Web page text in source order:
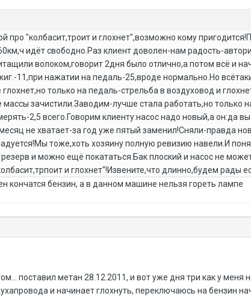
про "колбасит,троит и глохнет",возможно кому
идёт свободно.Раз клиент доволен-нам радость-
волоком,говорит 2дня было отлично,а потом всё и
11,при нажатии на педаль-25,вроде нормально.Но
глохнет,но только на педаль-стрельба в воздуховод и
зачистили.Заводим-лучше стала работать,но только
2,5 всего.Говорим клиенту:насос надо новый,а он:да
не хватает-за год уже пятый заменил!Сняли-правда
тоже,хоть хозяину полную ревизию навели.И
и можно ещё покататься.Бак плоский и насос не
и глохнет"!Извените,что длинно,будем рады
кончатся бензин, а в данном машине нельзя гореть лампе
поставил метан 28.12.2011, и вот уже дня три как у меня
и начинает глохнуть, переключаюсь на бензин